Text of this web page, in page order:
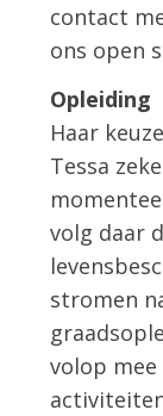
contact
ons open
Opleiding
Haar
Tessa
volg daar
stromen
volop mee